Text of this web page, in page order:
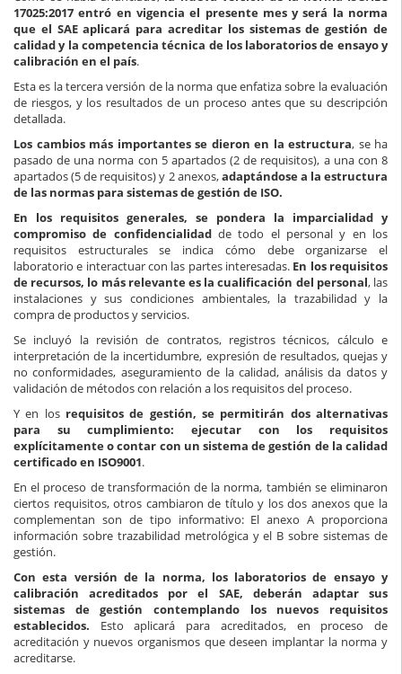
17025:2017 entró en vigencia el presente mes y será la norma
que el SAE aplicará para acreditar los sistemas de gestión de
calidad y la competencia técnica de los laboratorios de ensayo y
calibración en el país.
Esta es la tercera versión de la norma que enfatiza sobre la evaluación
de riesgos, y los resultados de un proceso antes que su descripción
detallada.
Los cambios más importantes se dieron en la estructura, se ha
pasado de una norma con 5 apartados (2 de requisitos), a una con 8
apartados (5 de requisitos) y 2 anexos,adaptándose a la estructura
de las normas para sistemas de gestión de ISO.
En los requisitos generales, se pondera la imparcialidad y
compromiso de confidencialidadde todo el personal y en los
requisitos estructurales se indica cómo debe organizarse el
laboratorio e interactuar con las partes interesadas. En los requisitos
de recursos, lo más relevante es la cualificación del personal, las
instalaciones y sus condiciones ambientales, la trazabilidad y la
compra de productos y servicios.
Se incluyó la revisión de contratos, registros técnicos, cálculo e
interpretación de la incertidumbre, expresión de resultados, quejas y
no conformidades, aseguramiento de la calidad, análisis da datos y
validación de métodos con relación a los requisitos del proceso.
Y en los requisitos de gestión, se permitirán dos alternativas
para su cumplimiento: ejecutar con los requisitos
explícitamente o contar con un sistema de gestión de la calidad
certificado en ISO9001.
En el proceso de transformación de la norma, también se eliminaron
ciertos requisitos, otros cambiaron de título y los dos anexos que la
complementan son de tipo informativo: El anexo A proporciona
información sobre trazabilidad metrológica y el B sobre sistemas de
gestión.
Con esta versión de la norma, los laboratorios de ensayo y
calibración acreditados por el SAE, deberán adaptar sus
sistemas de gestión contemplando los nuevos requisitos
establecidos. Esto aplicará para acreditados, en proceso de
acreditación y nuevos organismos que deseen implantar la norma y
acreditarse.